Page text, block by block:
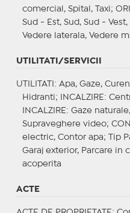
comercial, Spital, Taxi;
Sud - Est, Sud, Sud -
Vedere laterala, Vedere
UTILITATI/SERVICII
UTILITATI : Apa, Gaze,
Hidranti;
INCALZIRE :
INCALZIRE : Gaze
Supraveghere video;
electric, Contor apa;
Tip
Garaj exterior, Parcare in
acoperita
ACTE